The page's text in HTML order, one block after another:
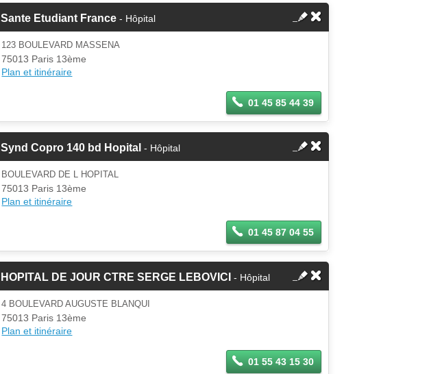
Sante Etudiant France - Hôpital
123 BOULEVARD MASSENA
75013 Paris 13ème
Plan et itinéraire
01 45 85 44 39
Synd Copro 140 bd Hopital - Hôpital
BOULEVARD DE L HOPITAL
75013 Paris 13ème
Plan et itinéraire
01 45 87 04 55
HOPITAL DE JOUR CTRE SERGE LEBOVICI - Hôpital
4 BOULEVARD AUGUSTE BLANQUI
75013 Paris 13ème
Plan et itinéraire
01 55 43 15 30